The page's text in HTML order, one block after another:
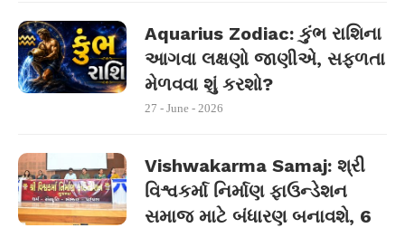
Aquarius Zodiac: કુંભ રાશિના
આગવા લક્ષણો જાણીએ, સફળતા
મેળવવા શું કરશો?
27 - June - 2026
Vishwakarma Samaj: શ્રી
વિશ્વકર્મા નિર્માણ ફાઉન્ડેશન
સમાજ માટે બંધારણ બનાવશે, 6